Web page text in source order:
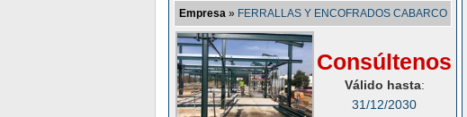
Empresa» FERRALLAS Y ENCOFRADOS CABARCO
Consúltenos
Válido hasta:
31/12/2030